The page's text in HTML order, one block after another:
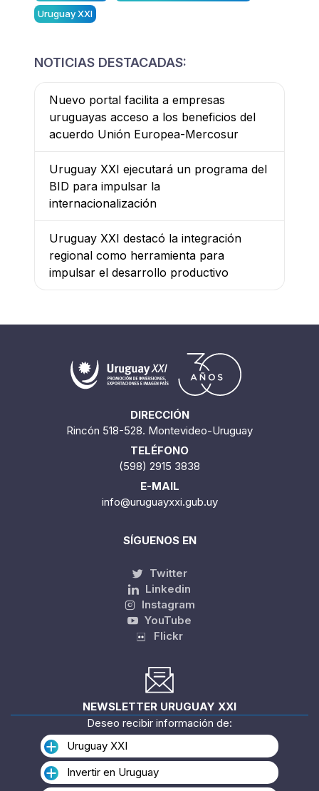
Uruguay XXI
NOTICIAS DESTACADAS:
Nuevo portal facilita a empresas
uruguayas acceso a los beneficios del
acuerdo Unión Europea-Mercosur
Uruguay XXI ejecutará un programa del
BID para impulsar la
internacionalización
Uruguay XXI destacó la integración
regional como herramienta para
impulsar el desarrollo productivo
DIRECCIÓN
Rincón 518-528. Montevideo-Uruguay
TELÉFONO
(598) 2915 3838
E-MAIL
info@uruguayxxi.gub.uy
SÍGUENOS EN
Twitter
Linkedin
Instagram
YouTube
Flickr
NEWSLETTER URUGUAY XXI
Deseo recibir información de:
Uruguay XXI
Invertir en Uruguay